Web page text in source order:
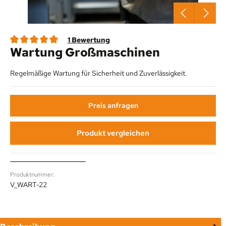
Durchschnittliche Bewertung von 5 von 5 Sternen
1 Bewertung
Wartung Großmaschinen
Regelmäßige Wartung für Sicherheit und Zuverlässigkeit.
Preis anfragen
Produkt vergleichen
Produktnummer:
V_WART-22